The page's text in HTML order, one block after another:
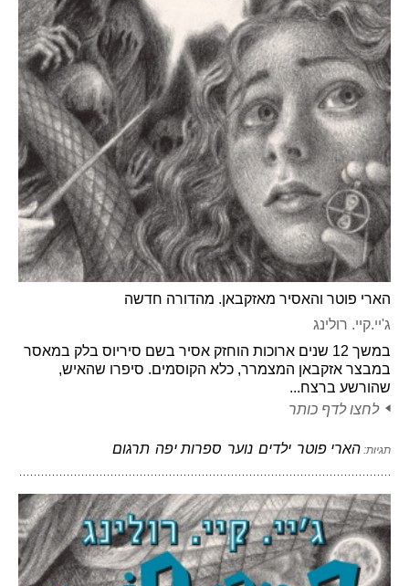
הארי פוטר והאסיר מאזקבאן. מהדורה חדשה
ג'יי.קיי. רולינג
במשך 12 שנים ארוכות הוחזק אסיר בשם סיריוס בלק במאסר
במבצר אזקבאן המצמרר, כלא הקוסמים. סיפרו שהאיש,
שהורשע ברצח...
לחצו לדף כותר
תגיות: הארי פוטר ילדים נוער ספרות יפה תרגום